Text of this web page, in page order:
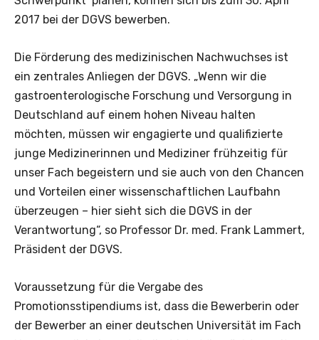
2017 bei der DGVS bewerben.
Die Förderung des medizinischen Nachwuchses ist
ein zentrales Anliegen der DGVS. „Wenn wir die
gastroenterologische Forschung und Versorgung in
Deutschland auf einem hohen Niveau halten
möchten, müssen wir engagierte und qualifizierte
junge Medizinerinnen und Mediziner frühzeitig für
unser Fach begeistern und sie auch von den Chancen
und Vorteilen einer wissenschaftlichen Laufbahn
überzeugen – hier sieht sich die DGVS in der
Verantwortung“, so Professor Dr. med. Frank Lammert,
Präsident der DGVS.
Voraussetzung für die Vergabe des
Promotionsstipendiums ist, dass die Bewerberin oder
der Bewerber an einer deutschen Universität im Fach